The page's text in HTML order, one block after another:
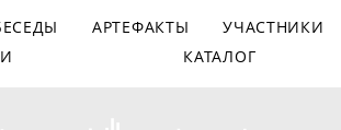
АРТЕФАКТЫ
УЧАСТНИКИ
КАТАЛОГ